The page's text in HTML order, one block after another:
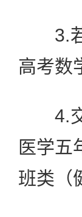
3.若
高考数
4.交
医学五
班类（